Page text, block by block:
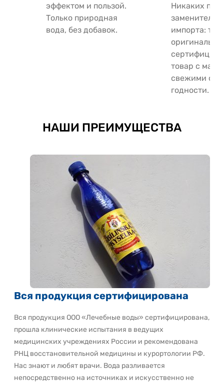
эффектом и пользой.
Только природная
вода, без добавок.
Никаких
импорта:
товар с
свежими
годности.
НАШИ ПРЕИМУЩЕСТВА
Вся продукция сертифицирована
Вся продукция ООО «Лечебные воды» сертифицирована,
прошла клинические испытания в ведущих
медицинских учреждениях России и рекомендована
РНЦ восстановительной медицины и курортологии РФ.
Нас знают и любят врачи. Вода разливается
непосредственно на источниках и искусственно не